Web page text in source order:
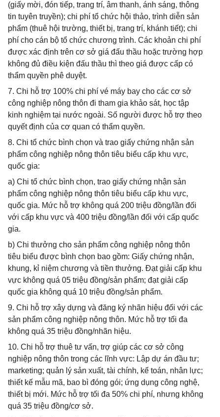
(giấy mời, đón tiếp, trang trí, âm thanh, ánh sáng, thông
tin tuyên truyền); chi phí tổ chức hội thảo, trình diễn sản
phẩm (thuê hội trường, thiết bị, trang trí, khánh tiết); chi
phí cho cán bộ tổ chức chương trình. Các khoản chi phí
được xác định trên cơ sở giá đấu thầu hoặc trường hợp
không đủ điều kiện đấu thầu thì theo giá được cấp có
thẩm quyền phê duyệt.
7. Chi hỗ trợ 100% chi phí vé máy bay cho các cơ sở
công nghiệp nông thôn đi tham gia khảo sát, học tập
kinh nghiệm tại nước ngoài. Số người được hỗ trợ theo
quyết định của cơ quan có thẩm quyền.
8. Chi tổ chức bình chọn và trao giấy chứng nhận sản
phẩm công nghiệp nông thôn tiêu biểu cấp khu vực,
quốc gia:
a) Chi tổ chức bình chọn, trao giấy chứng nhận sản
phẩm công nghiệp nông thôn tiêu biểu cấp khu vực,
quốc gia. Mức hỗ trợ không quá 200 triệu đồng/lần đối
với cấp khu vực và 400 triệu đồng/lần đối với cấp quốc
gia.
b) Chi thưởng cho sản phẩm công nghiệp nông thôn
tiêu biểu được bình chọn bao gồm: Giấy chứng nhận,
khung, kỉ niệm chương và tiền thưởng. Đạt giải cấp khu
vực không quá 05 triệu đồng/sản phẩm; đạt giải cấp
quốc gia không quá 10 triệu đồng/sản phẩm.
9. Chi hỗ trợ xây dựng và đăng ký nhãn hiệu đối với các
sản phẩm công nghiệp nông thôn. Mức hỗ trợ tối đa
không quá 35 triệu đồng/nhãn hiệu.
10. Chi hỗ trợ thuê tư vấn, trợ giúp các cơ sở công
nghiệp nông thôn trong các lĩnh vực: Lập dự án đầu tư;
marketing; quản lý sản xuất, tài chính, kế toán, nhân lực;
thiết kế mẫu mã, bao bì đóng gói; ứng dụng công nghệ,
thiết bị mới. Mức hỗ trợ tối đa 50% chi phí, nhưng không
quá 35 triệu đồng/cơ sở.